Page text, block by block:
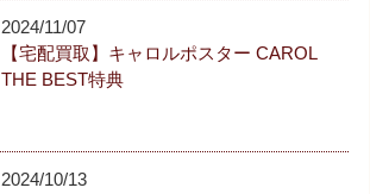
2024/11/07
【宅配買取】キャロルポスター CAROL
THE BEST特典
2024/10/13